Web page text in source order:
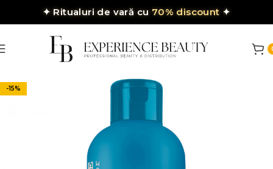
✦Ritualuri de vară cu 70% discount ✦
-15%